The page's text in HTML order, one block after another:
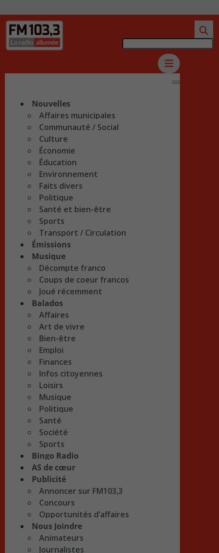
Nouvelles
Affaires municipales
Communauté / Social
Culture
Économie
Éducation
Environnement
Faits divers
Politique
Santé et bien-être
Sports
Transport / Circulation
Émissions
Musique
Décompte franco
Coups de coeur francos
Joué récemment
Balados
Affaires
Art de vivre
Bien-être
Emploi
Finances
Infos citoyennes
Loisirs
Musique
Politique
Santé
Société
Sports
Bingo Radio
AS de cœur
Publicité
Annoncer sur FM103,3
Concours
Opportunités d’affaires
Nous Joindre
Animateurs
Journalistes